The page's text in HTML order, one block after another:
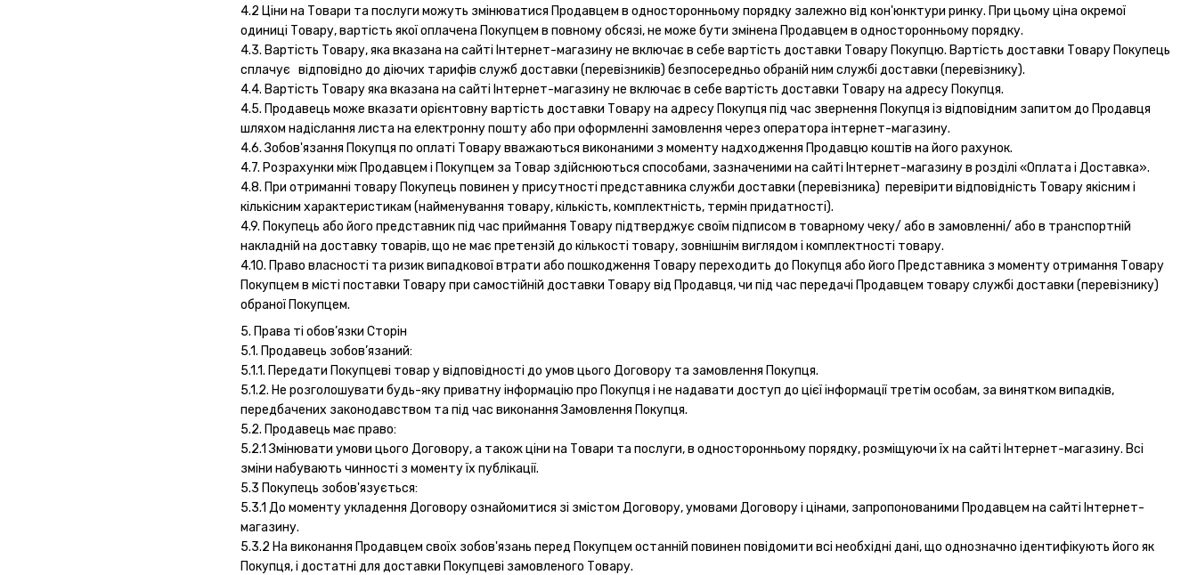
4.2 Ціни на Товари та послуги можуть змінюватися Продавцем в односторонньому порядку залежно від кон'юнктури ринку. При цьому ціна окремої
одиниці Товару, вартість якої оплачена Покупцем в повному обсязі, не може бути змінена Продавцем в односторонньому порядку.
4.3. Вартість Товару, яка вказана на сайті Інтернет-магазину не включає в себе вартість доставки Товару Покупцю. Вартість доставки Товару Покупець
сплачує відповідно до діючих тарифів служб доставки (перевізників) безпосередньо обраній ним службі доставки (перевізнику).
4.4. Вартість Товару яка вказана на сайті Інтернет-магазину не включає в себе вартість доставки Товару на адресу Покупця.
4.5. Продавець може вказати орієнтовну вартість доставки Товару на адресу Покупця під час звернення Покупця із відповідним запитом до Продавця
шляхом надіслання листа на електронну пошту або при оформленні замовлення через оператора інтернет-магазину.
4.6. Зобов'язання Покупця по оплаті Товару вважаються виконаними з моменту надходження Продавцю коштів на його рахунок.
4.7. Розрахунки між Продавцем і Покупцем за Товар здійснюються способами, зазначеними на сайті Інтернет-магазину в розділі «Оплата і Доставка».
4.8. При отриманні товару Покупець повинен у присутності представника служби доставки (перевізника) перевірити відповідність Товару якісним і
кількісним характеристикам (найменування товару, кількість, комплектність, термін придатності).
4.9. Покупець або його представник під час приймання Товару підтверджує своїм підписом в товарному чеку/ або в замовленні/ або в транспортній
накладній на доставку товарів, що не має претензій до кількості товару, зовнішнім виглядом і комплектності товару.
4.10. Право власності та ризик випадкової втрати або пошкодження Товару переходить до Покупця або його Представника з моменту отримання Товару
Покупцем в місті поставки Товару при самостійній доставки Товару від Продавця, чи під час передачі Продавцем товару службі доставки (перевізнику)
обраної Покупцем.
5. Права ті обов’язки Сторін
5.1. Продавець зобов’язаний:
5.1.1. Передати Покупцеві товар у відповідності до умов цього Договору та замовлення Покупця.
5.1.2. Не розголошувати будь-яку приватну інформацію про Покупця і не надавати доступ до цієї інформації третім особам, за винятком випадків,
передбачених законодавством та під час виконання Замовлення Покупця.
5.2. Продавець має право:
5.2.1 Змінювати умови цього Договору, а також ціни на Товари та послуги, в односторонньому порядку, розміщуючи їх на сайті Інтернет-магазину. Всі
зміни набувають чинності з моменту їх публікації.
5.3 Покупець зобов'язується:
5.3.1 До моменту укладення Договору ознайомитися зі змістом Договору, умовами Договору і цінами, запропонованими Продавцем на сайті Інтернет-
магазину.
5.3.2 На виконання Продавцем своїх зобов'язань перед Покупцем останній повинен повідомити всі необхідні дані, що однозначно ідентифікують його як
Покупця, і достатні для доставки Покупцеві замовленого Товару.